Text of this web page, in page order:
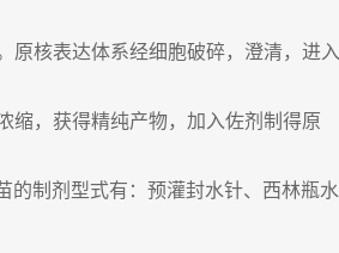
原核表达体系经细胞破碎，澄清，进入
缩，获得精纯产物，加入佐剂制得原
的制剂型式有 ： 预灌封水针、西林瓶水